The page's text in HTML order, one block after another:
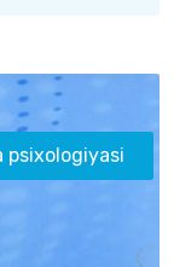
psixologiyasi